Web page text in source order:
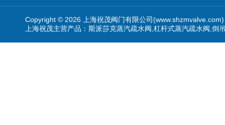
Copyright © 2026 上海祝茂阀门有限公司
上海祝茂主营产品：斯派莎克蒸汽疏水阀,杠杆式蒸汽疏水阀,倒